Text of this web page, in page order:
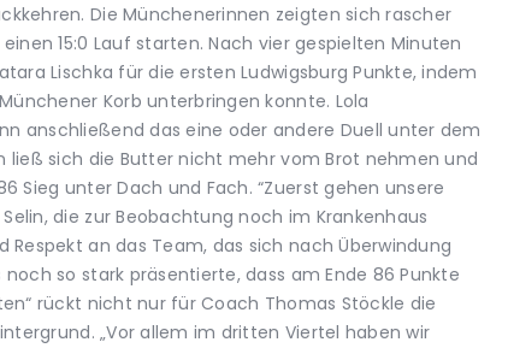
Die Münchenerinnen zeigten sich rascher
15:0 Lauf starten. Nach vier gespielten Minuten
Lischka für die ersten Ludwigsburg Punkte, indem
Korb unterbringen konnte. Lola
anschließend das eine oder andere Duell unter dem
ließ sich die Butter nicht mehr vom Brot nehmen und
Sieg unter Dach und Fach. “Zuerst gehen unsere
die zur Beobachtung noch im Krankenhaus
Respekt an das Team, das sich nach Überwindung
so stark präsentierte, dass am Ende 86 Punkte
rückt nicht nur für Coach Thomas Stöckle die
„Vor allem im dritten Viertel haben wir